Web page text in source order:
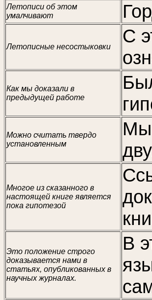
Летописи об этом
умалчивают
Летописные несостыковки
С
Как мы доказали в
предыдущей работе
Можно считать твердо
установленным
Мы
Многое из сказанного в
настоящей книге является
пока гипотезой
Это положение строго
доказывается нами в
статьях, опубликованных в
научных журналах.
В